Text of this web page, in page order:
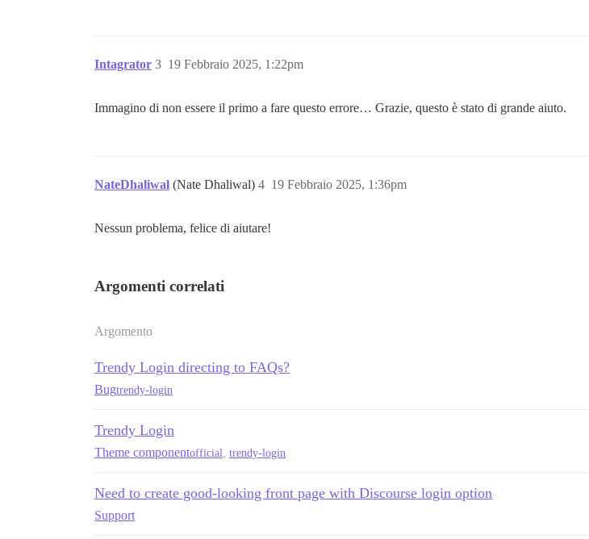
Intagrator 19 Febbraio 2025, 1:22pm
3
Immagino di non essere il primo a fare questo errore… Grazie, questo è stato di grande aiuto.
NateDhaliwal (Nate Dhaliwal) 19 Febbraio 2025, 1:36pm
4
Nessun problema, felice di aiutare!
Argomenti correlati
Argomento
Trendy Login directing to FAQs?
Bugtrendy-login
Trendy Login
Theme componentofficial trendy-login
Need to create good-looking front page with Discourse login option
Support